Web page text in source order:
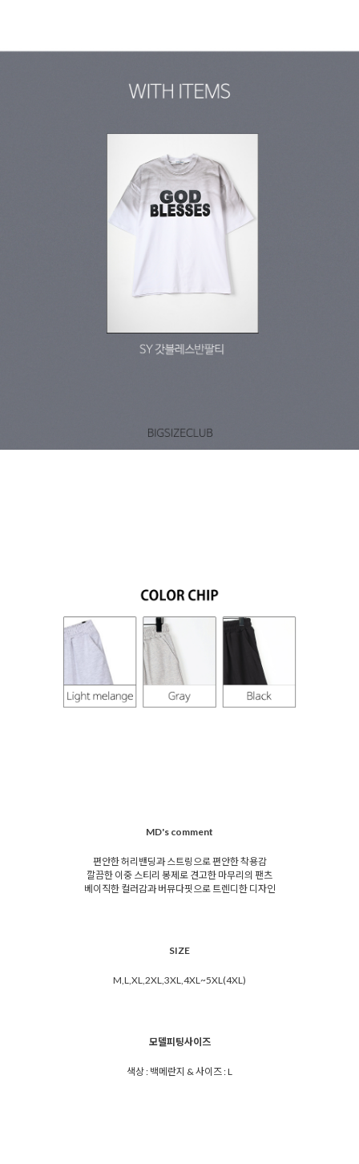
MD's comment
편안한 허리밴딩과 스트링으로 편안한 착용감
깔끔한 이중 스티리 봉제로 견고한 마무리의 팬츠
베이직한 컬러감과 버뮤다핏으로 트렌디한 디자인
SIZE
M,L,XL,2XL,3XL,4XL~5XL(4XL)
모델피팅사이즈
색상 : 백메란지 & 사이즈 : L